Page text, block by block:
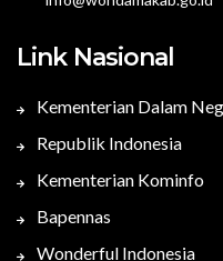
Link Nasional
Kementerian Dalam
Republik Indonesia
Kementerian Kominfo
Bapennas
Wonderful Indonesia